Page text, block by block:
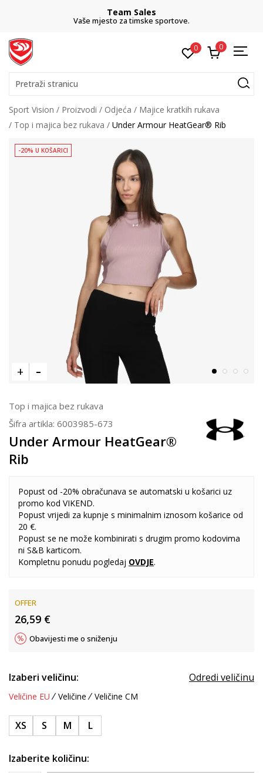
Team Sales
Vaše mjesto za timske sportove.
0 0
Pretraži stranicu
Sport Vision Proizvodi Odjeća
Majice kratkih rukava
Top i majica bez rukava
Under Armour HeatGear® Rib
-20% U KOŠARICI
Top i majica bez rukava
Šifra artikla: 6003985-673
Under Armour HeatGear®
Rib
Popust od -20% obračunava se automatski u košarici uz
promo kod VIKEND.
Popust vrijedi za kupnje s minimalnim iznosom košarice od
20 €.
Popust se ne može kombinirati s drugim promo kodovima
ni S&B karticom.
Kompletnu ponudu pogledaj OVDJE.
OFFER
26,59 €
Obavijesti me o sniženju
Izaberi veličinu: Odredi veličinu
Veličine EU Veličine Veličine CM
XS S M L
Izaberite količinu: